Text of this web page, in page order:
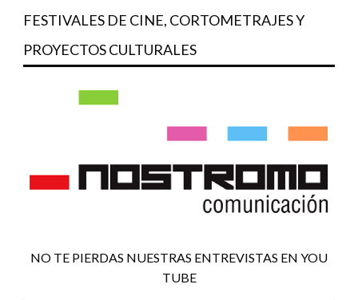
FESTIVALES DE CINE, CORTOMETRAJES Y
PROYECTOS CULTURALES
NO TE PIERDAS NUESTRAS ENTREVISTAS EN YOU
TUBE